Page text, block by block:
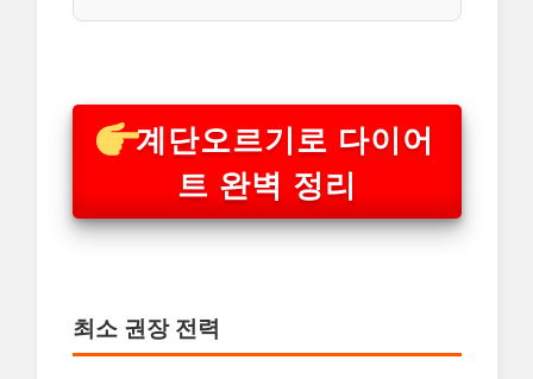
계단오르기로 다이어
트 완벽 정리
최소 권장 전력